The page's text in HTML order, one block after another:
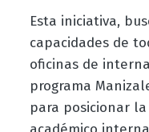
Esta iniciativa,
capacidades de
oficinas de
programa
para posicionar